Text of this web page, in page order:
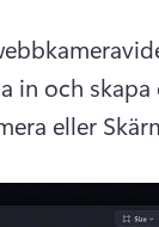
in och
eller